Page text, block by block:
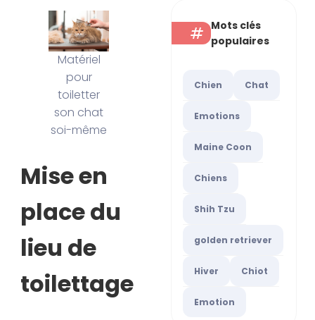
Matériel
pour
toiletter
son chat
soi-même
Mise en
place du
lieu de
toilettage
Mots clés
populaires
Chien Chat
Emotions
Maine Coon
Chiens
Shih Tzu
golden retriever
Hiver Chiot
Emotion